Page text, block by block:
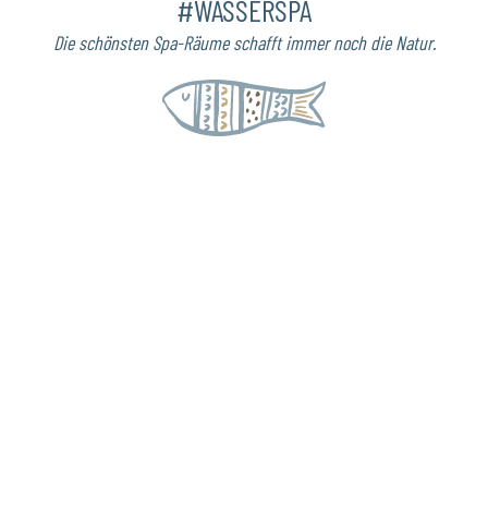
#WASSERSPA
Die schönsten Spa-Räume schafft immer noch die Natur.